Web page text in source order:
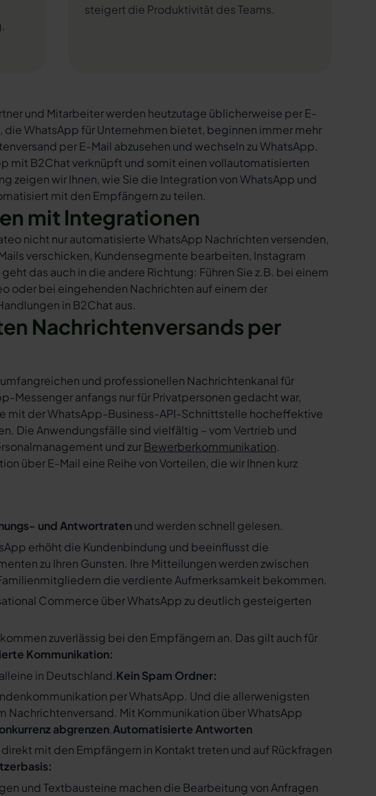
steigert die Produktivität des Teams.
und Mitarbeiter werden heutzutage üblicherweise per E-
WhatsApp für Unternehmen bietet, beginnen immer mehr
per E-Mail abzusehen und wechseln zu WhatsApp.
mit B2Chat verknüpft und somit einen vollautomatisierten
zeigen wir Ihnen, wie Sie die Integration von WhatsApp und
mit den Empfängern zu teilen.
mit Integrationen
nicht nur automatisierte WhatsApp Nachrichten versenden,
verschicken, Kundensegmente bearbeiten, Instagram
das auch in die andere Richtung: Führen Sie z.B. bei einem
oder bei eingehenden Nachrichten auf einem der
in B2Chat aus.
Nachrichtenversands per
und professionellen Nachrichtenkanal für
Messenger anfangs nur für Privatpersonen gedacht war,
mit der WhatsApp-Business-API-Schnittstelle hocheffektive
Die Anwendungsfälle sind vielfältig – vom Vertrieb und
und zurBewerberkommunikation.
über E-Mail eine Reihe von Vorteilen, die wir Ihnen kurz
und Antwortratenund werden schnell gelesen.
erhöht die Kundenbindung und beeinflusst die
zu Ihren Gunsten. Ihre Mitteilungen werden zwischen
die verdiente Aufmerksamkeit bekommen.
Commerce über WhatsApp zu deutlich gesteigerten
zuverlässig bei den Empfängern an. Das gilt auch für
Kommunikation:
in Deutschland.Kein Spam Ordner:
per WhatsApp. Und die allerwenigsten
Mit Kommunikation über WhatsApp
abgrenzen.Automatisierte Antworten
direkt mit den Empfängern in Kontakt treten und auf Rückfragen
und Textbausteine machen die Bearbeitung von Anfragen